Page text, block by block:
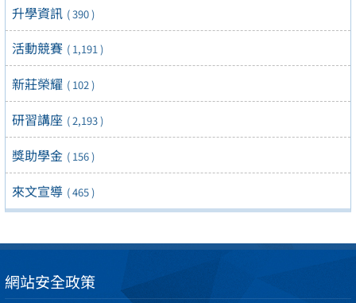
升學資訊 ( 390 )
活動競賽 ( 1,191 )
新莊榮耀 ( 102 )
研習講座 ( 2,193 )
獎助學金 ( 156 )
來文宣導 ( 465 )
網站安全政策